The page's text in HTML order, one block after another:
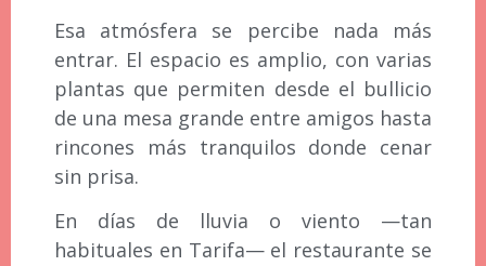
Esa atmósfera se percibe nada más
entrar. El espacio es amplio, con varias
plantas que permiten desde el bullicio
de una mesa grande entre amigos hasta
rincones más tranquilos donde cenar
sin prisa.
En días de lluvia o viento —tan
habituales en Tarifa— el restaurante se